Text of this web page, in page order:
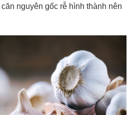
nguyên gốc rễ hình thành nên